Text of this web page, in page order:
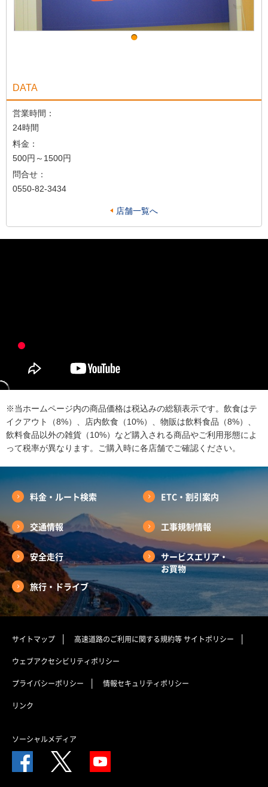
DATA
営業時間：
24時間
料金：
500円～1500円
問合せ：
0550-82-3434
店舗一覧へ
※当ホームページ内の商品価格は税込みの総額表示です。飲食はテ
イクアウト（8%）、店内飲食（10%）、物販は飲料食品（8%）、
飲料食品以外の雑貨（10%）など購入される商品やご利用形態によ
って税率が異なります。ご購入時に各店舗でご確認ください。
料金・ルート検索 ETC・割引案内
交通情報 工事規制情報
安全走行
サービスエリア・
お買物
旅行・ドライブ
サイトマップ 高速道路のご利用に関する規約等サイトポリシー
ウェブアクセシビリティポリシー
プライバシーポリシー 情報セキュリティポリシー
リンク
ソーシャルメディア